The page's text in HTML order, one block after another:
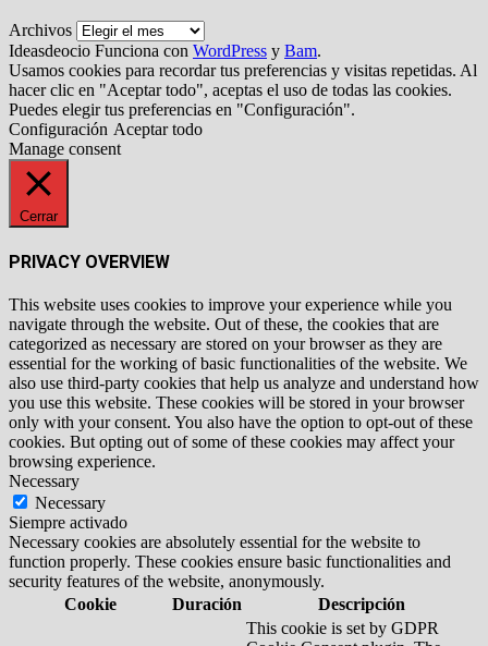
Archivos
Ideasdeocio Funciona con WordPress y Bam.
Usamos cookies para recordar tus preferencias y visitas repetidas. Al
hacer clic en "Aceptar todo", aceptas el uso de todas las cookies.
Puedes elegir tus preferencias en "Configuración".
Configuración Aceptar todo
Manage consent
Cerrar
PRIVACY OVERVIEW
This website uses cookies to improve your experience while you
navigate through the website. Out of these, the cookies that are
categorized as necessary are stored on your browser as they are
essential for the working of basic functionalities of the website. We
also use third-party cookies that help us analyze and understand how
you use this website. These cookies will be stored in your browser
only with your consent. You also have the option to opt-out of these
cookies. But opting out of some of these cookies may affect your
browsing experience.
Necessary
Necessary
Siempre activado
Necessary cookies are absolutely essential for the website to
function properly. These cookies ensure basic functionalities and
security features of the website, anonymously.
Cookie
Duración Descripción
This cookie is set by GDPR